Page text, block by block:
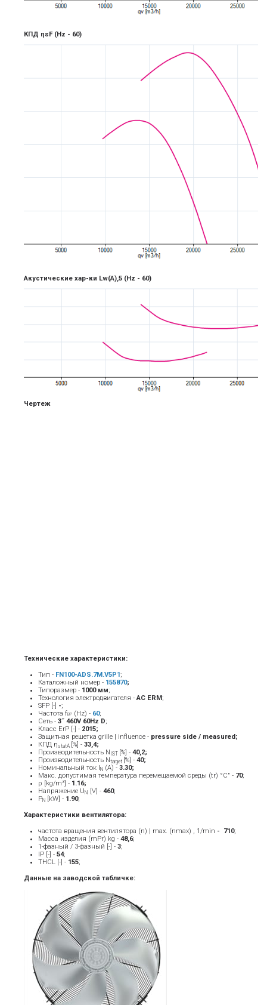
КПД ηsF (Hz - 60)
Акустические хар-ки Lw(A),5 (Hz - 60)
Чертеж
Технические характеристики:
Тип - FN100-ADS.7M.V5P1;
Каталожный номер - 155870;
Типоразмер - 1000 мм;
Технология электродвигателя -AC ERM;
SFP [-] -;
Частота fBP (Hz) - 60;
Сеть - 3˜ 460V 60Hz D;
Класс ErP [-] - 2015;
Защитная решетка grille | influence - pressure side / measured;
КПД η statA [%] - 33,4;
Производительность N IST [%] - 40,2;
Производительность Ntarget [%] - 40;
Номинальный ток ΙΝ (A) - 3.30;
Макс. допустимая температура перемещаемой среды (tr) °C" - 70;
ρ [kg/m³] - 1.16;
Напряжение UN [V] - 460;
PN [kW] - 1.90;
Характеристики вентилятора:
частота вращения вентилятора (n) | max. (nmax) , 1/min - ­ 710;
Масса изделия (mPr) kg - 48,6;
1-фазный / 3-фазный [-] - 3;
IP [-] - 54;
THCL [-] - 155;
Данные на заводской табличке: